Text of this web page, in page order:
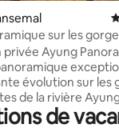
sur les
soleil.
privée Ayung
évolution sur les
de la rivière
rizières d'Ubud.
privé en
de